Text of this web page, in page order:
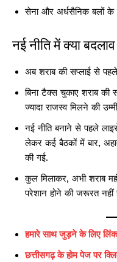
सेना और अर्धसैनिक बलों के
नई नीति में क्या बदलाव
अब शराब की सप्लाई से
बिना टैक्स चुकाए शराब की
ज्यादा राजस्व मिलने की
नई नीति बनाने से पहले
लेकर कई बैठकों में बार,
की गई.
कुल मिलाकर, अभी शराब
परेशान होने की जरूरत नहीं
हमारे साथ जुड़ने के लिए
छत्तीसगढ़ के होम पेज पर